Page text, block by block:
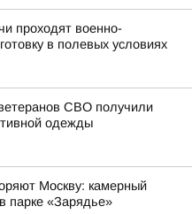
проходят военно-
в полевых условиях
СВО получили
одежды
Москву: камерный
парке «Зарядье»